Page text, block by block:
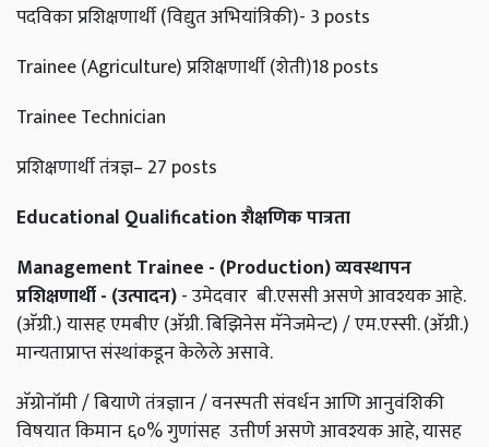
पदविका प्रशिक्षणार्थी (विद्युत अभियांत्रिकी)- 3 posts
Trainee (Agriculture) प्रशिक्षणार्थी (शेती)18 posts
Trainee Technician
प्रशिक्षणार्थी तंत्रज्ञ– 27 posts
Educational Qualification शैक्षणिक पात्रता
Management Trainee - (Production) व्यवस्थापन
प्रशिक्षणार्थी - (उत्पादन)- उमेदवार बी.एससी असणे आवश्यक आहे.
(अ‍ॅग्री.) यासह एमबीए (अ‍ॅग्री. बिझिनेस मॅनेजमेन्ट) / एम.एस्सी. (अ‍ॅग्री.)
मान्यताप्राप्त संस्थांकडून केलेले असावे.
अ‍ॅग्रोनॉमी / बियाणे तंत्रज्ञान / वनस्पती संवर्धन आणि आनुवंशिकी
विषयात किमान ६०% गुणांसह उत्तीर्ण असणे आवश्यक आहे, यासह